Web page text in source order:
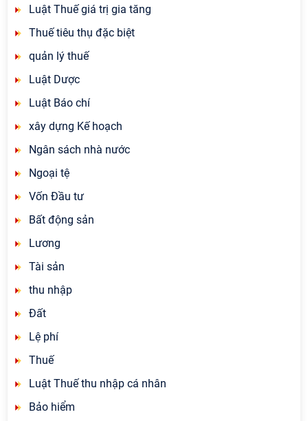
Luật Thuế giá trị gia tăng
Thuế tiêu thụ đặc biệt
quản lý thuế
Luật Dược
Luật Báo chí
xây dựng Kế hoạch
Ngân sách nhà nước
Ngoại tệ
Vốn Đầu tư
Bất động sản
Lương
Tài sản
thu nhập
Đất
Lệ phí
Thuế
Luật Thuế thu nhập cá nhân
Bảo hiểm